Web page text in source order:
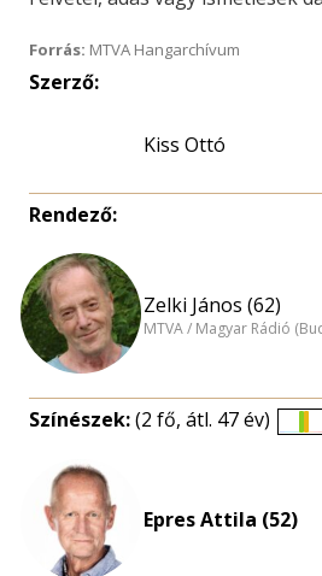
Forrás: MTVA Hangarchívum
Szerző:
Kiss Ottó
Rendező:
Zelki János (62)
MTVA / Magyar Rádió
Színészek:(2 fő, átl. 47 év)
Epres Attila (52)